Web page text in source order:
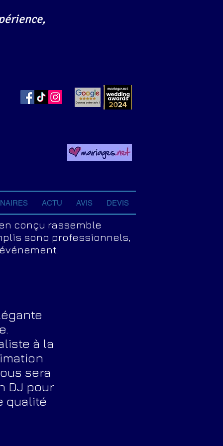
ACTU AVIS DEVIS
conçu rassemble
sono professionnels,
à la
sera
DJ pour
qualité